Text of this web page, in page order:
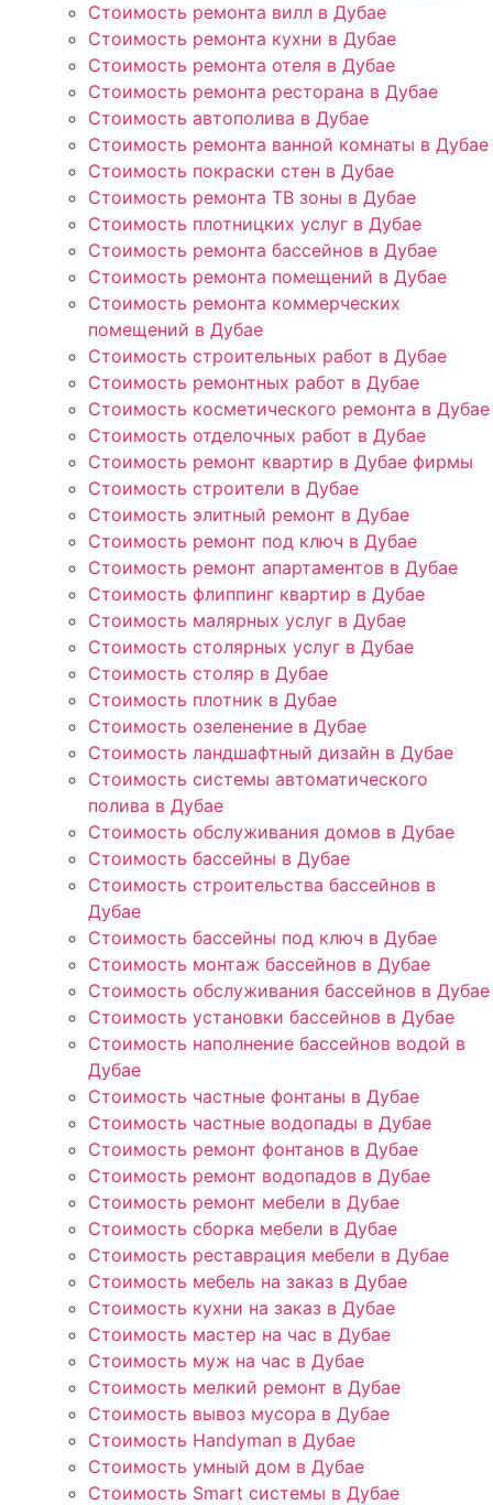
Стоимость ремонта вилл в Дубае
Стоимость ремонта кухни в Дубае
Стоимость ремонта отеля в Дубае
Стоимость ремонта ресторана в Дубае
Стоимость автополива в Дубае
Стоимость ремонта ванной комнаты в Дубае
Стоимость покраски стен в Дубае
Стоимость ремонта ТВ зоны в Дубае
Стоимость плотницких услуг в Дубае
Стоимость ремонта бассейнов в Дубае
Стоимость ремонта помещений в Дубае
Стоимость ремонта коммерческих
помещений в Дубае
Стоимость строительных работ в Дубае
Стоимость ремонтных работ в Дубае
Стоимость косметического ремонта в Дубае
Стоимость отделочных работ в Дубае
Стоимость ремонт квартир в Дубае фирмы
Стоимость строители в Дубае
Стоимость элитный ремонт в Дубае
Стоимость ремонт под ключ в Дубае
Стоимость ремонт апартаментов в Дубае
Стоимость флиппинг квартир в Дубае
Стоимость малярных услуг в Дубае
Стоимость столярных услуг в Дубае
Стоимость столяр в Дубае
Стоимость плотник в Дубае
Стоимость озеленение в Дубае
Стоимость ландшафтный дизайн в Дубае
Стоимость системы автоматического
полива в Дубае
Стоимость обслуживания домов в Дубае
Стоимость бассейны в Дубае
Стоимость строительства бассейнов в
Дубае
Стоимость бассейны под ключ в Дубае
Стоимость монтаж бассейнов в Дубае
Стоимость обслуживания бассейнов в Дубае
Стоимость установки бассейнов в Дубае
Стоимость наполнение бассейнов водой в
Дубае
Стоимость частные фонтаны в Дубае
Стоимость частные водопады в Дубае
Стоимость ремонт фонтанов в Дубае
Стоимость ремонт водопадов в Дубае
Стоимость ремонт мебели в Дубае
Стоимость сборка мебели в Дубае
Стоимость реставрация мебели в Дубае
Стоимость мебель на заказ в Дубае
Стоимость кухни на заказ в Дубае
Стоимость мастер на час в Дубае
Стоимость муж на час в Дубае
Стоимость мелкий ремонт в Дубае
Стоимость вывоз мусора в Дубае
Стоимость Handyman в Дубае
Стоимость умный дом в Дубае
Стоимость Smart системы в Дубае